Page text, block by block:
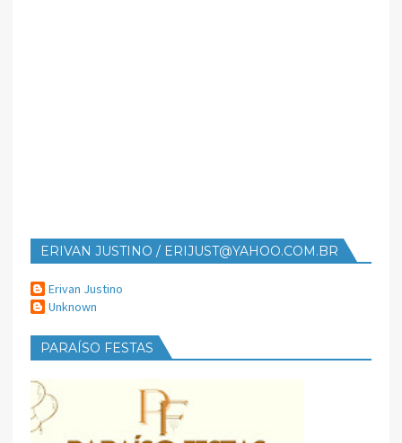
ERIVAN JUSTINO / ERIJUST@YAHOO.COM.BR
Erivan Justino
Unknown
PARAÍSO FESTAS